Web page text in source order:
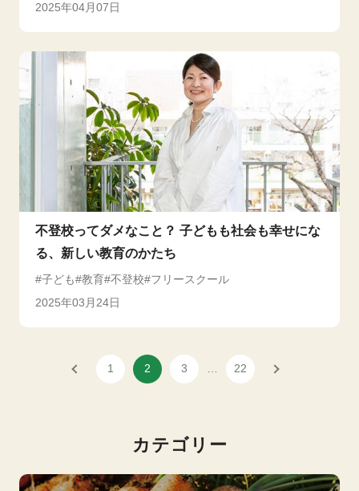
2025年04月07日
不登校ってダメなこと？ 子どもも社会も幸せにな
る、新しい教育のかたち
子ども 教育 不登校
フリースクール
2025年03月24日
1 2 3 22
カテゴリー